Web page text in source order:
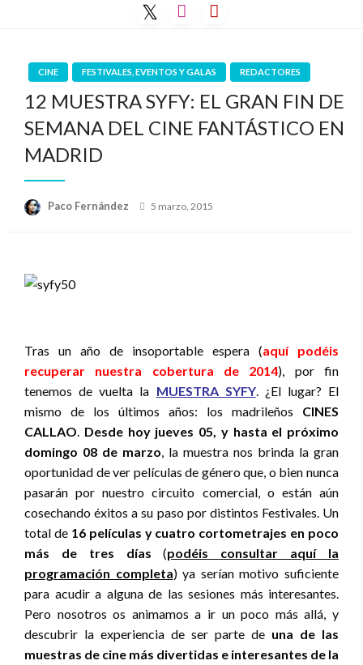
al
CINE FESTIVALES, EVENTOS Y GALAS REDACTORES
12 MUESTRA SYFY: EL GRAN FIN DE
SEMANA DEL CINE FANTÁSTICO EN
MADRID
Paco Fernández
Publicado
5 marzo, 2015
Tras un año de insoportable espera (aquí podéis
recuperar nuestra cobertura de 2014), por fin
tenemos de vuelta la MUESTRA SYFY. ¿El lugar? El
mismo de los últimos años: los madrileños CINES
CALLAO. Desde hoy jueves 05, y hasta el próximo
domingo 08 de marzo, la muestra nos brinda la gran
oportunidad de ver películas de género que, o bien nunca
pasarán por nuestro circuito comercial, o están aún
cosechando éxitos a su paso por distintos Festivales. Un
total de 16 películas y cuatro cortometrajes en poco
más de tres días (podéis consultar aquí la
programación completa) ya serían motivo suficiente
para acudir a alguna de las sesiones más interesantes.
Pero nosotros os animamos a ir un poco más allá, y
descubrir la experiencia de ser parte de una de las
muestras de cine más divertidas e interesantes de la